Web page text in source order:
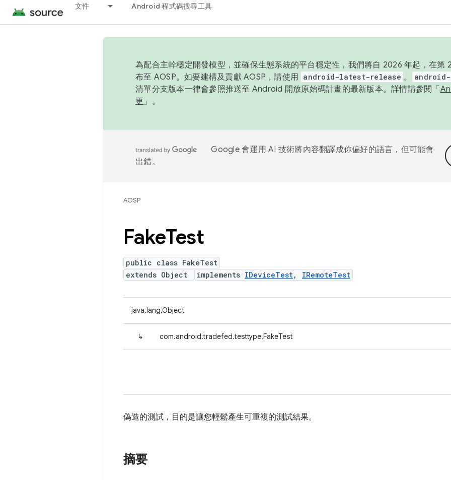
文件 Android 程式碼搜尋工具
為配合主幹穩定開發模型，並確保生態系統的平台穩定性，我們將自 2026 年起，在第
布至 AOSP。如要建構及貢獻 AOSP，請使用 android-latest-release 。
清單分支版本一律會參照推送至 Android 開放原始碼計畫的最新版本。詳情請參閱「
更 」。
Google 會運用 AI 技術將內容翻譯成你偏好的語言，但可能會
出錯。
AOSP
FakeTest
public class FakeTest
extends Object
implements IDeviceTest, IRemoteTest
java.lang.Object
↳ com.android.tradefed.testtype.FakeTest
偽造的測試，目的是讓您輕鬆產生可重複的測試結果。
摘要